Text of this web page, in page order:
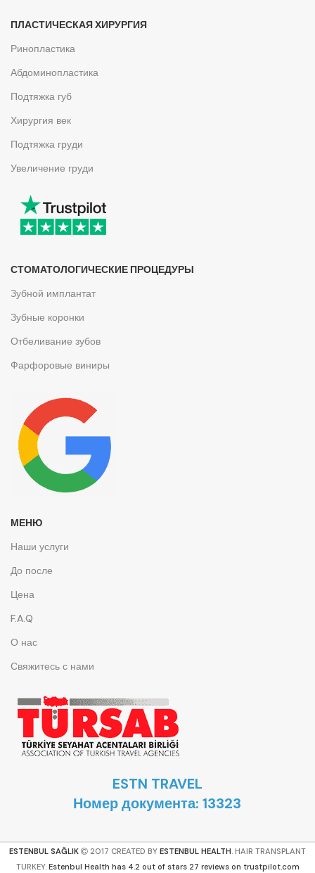
ПЛАСТИЧЕСКАЯ ХИРУРГИЯ
Ринопластика
Абдоминопластика
Подтяжка губ
Хирургия век
Подтяжка груди
Увеличение груди
СТОМАТОЛОГИЧЕСКИЕ ПРОЦЕДУРЫ
Зубной имплантат
Зубные коронки
Отбеливание зубов
Фарфоровые виниры
МЕНЮ
Наши услуги
До после
Цена
F.A.Q
О нас
Свяжитесь с нами
ESTN TRAVEL
Номер документа: 13323
ESTENBUL SAĞLIK 2017 CREATED BY ESTENBUL HEALTH . HAIR TRANSPLANT
TURKEY. Estenbul Health has 4.2 out of stars 27 reviews on trustpilot.com